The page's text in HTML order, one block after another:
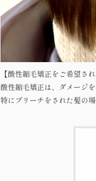
【酸性縮毛矯正をご希望され
酸性縮毛矯正は、ダメージ
特にブリーチをされた髪の